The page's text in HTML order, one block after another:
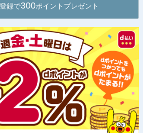
録で300ポイントプレゼント